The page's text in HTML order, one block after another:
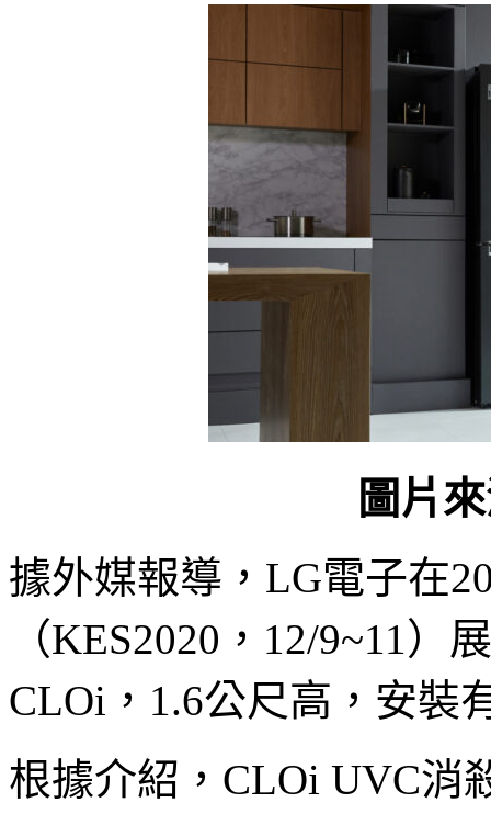
圖片
據外媒報導，LG電子在
（KES2020，12/9~11
CLOi，1.6公尺高，安裝
根據介紹，CLOi UVC消